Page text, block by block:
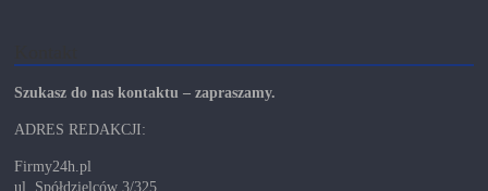
Szukasz do nas kontaktu – zapraszamy.
ADRES REDAKCJI:
Firmy24h.pl
ul. Spółdzielców 3/325